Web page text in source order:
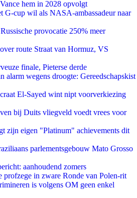
hem in 2028 opvolgt
G-cup wil als NASA-ambassadeur naar
provocatie 250% meer
route Straat van Hormuz, VS
finale, Pieterse derde
alarm wegens droogte: Gereedschapskist
El-Sayed wint nipt voorverkiezing
bij Duits vliegveld voedt vrees voor
zijn eigen "Platinum" achievements dit
parlementsgebouw Mato Grosso
aanhoudend zomers
profzege in zware Ronde van Polen-rit
is volgens OM geen enkel